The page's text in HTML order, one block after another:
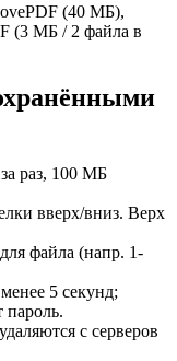
(40 МБ),
(3 МБ / 2 файла в
раз, 100 МБ
вверх/вниз. Верх
файла (напр. 1-
5 секунд;
с серверов